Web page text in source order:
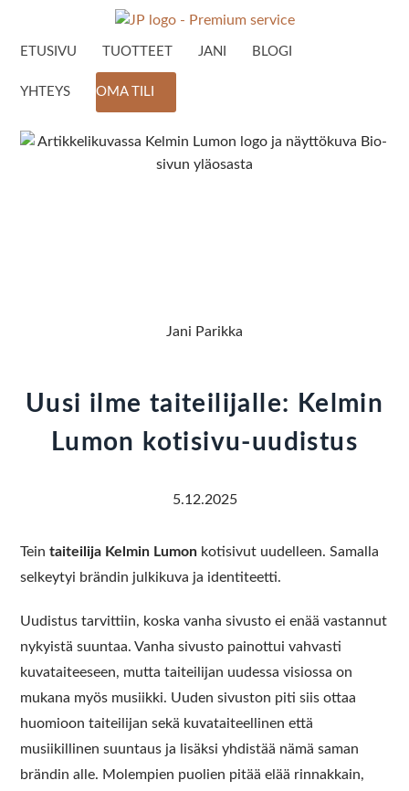
ETUSIVU TUOTTEET JANI BLOGI
YHTEYS OMA TILI
Jani Parikka
Uusi ilme taiteilijalle: Kelmin
Lumon kotisivu-uudistus
5.12.2025
Teintaiteilija Kelmin Lumon kotisivut uudelleen. Samalla
selkeytyi brändin julkikuva ja identiteetti.
Uudistus tarvittiin, koska vanha sivusto ei enää vastannut
nykyistä suuntaa. Vanha sivusto painottui vahvasti
kuvataiteeseen, mutta taiteilijan uudessa visiossa on
mukana myös musiikki. Uuden sivuston piti siis ottaa
huomioon taiteilijan sekä kuvataiteellinen että
musiikillinen suuntaus ja lisäksi yhdistää nämä saman
brändin alle. Molempien puolien pitää elää rinnakkain,